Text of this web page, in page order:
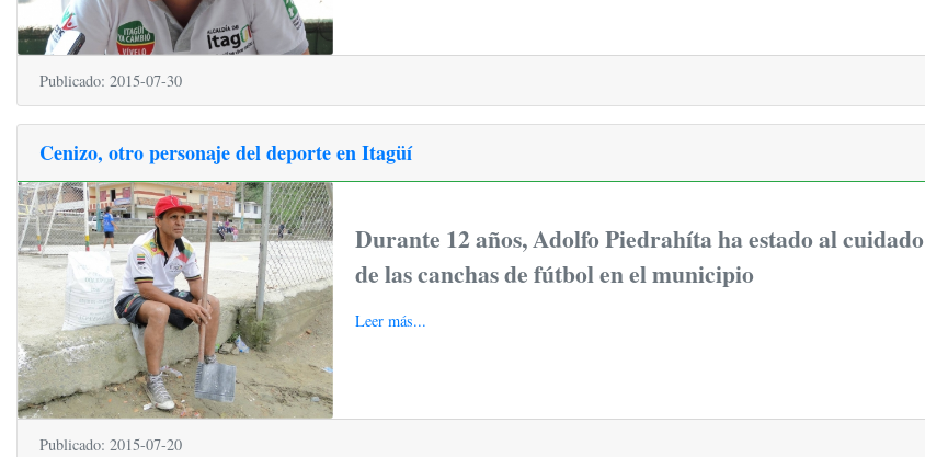
Publicado: 2015-07-30
Cenizo, otro personaje del deporte en Itagüí
Durante 12 años, Adolfo Piedrahíta ha estado al cuidado
de las canchas de fútbol en el municipio
Leer más...
Publicado: 2015-07-20